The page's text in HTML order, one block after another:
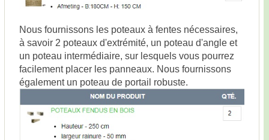
Nous fournissons les poteaux à fentes nécessaires,
à savoir 2 poteaux d'extrémité, un poteau d'angle et
un poteau intermédiaire, sur lesquels vous pourrez
facilement placer les panneaux. Nous fournissons
également un poteau de portail robuste.